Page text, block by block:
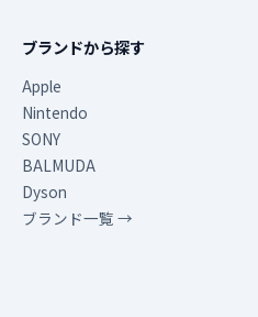
ブランドから探す
Apple
Nintendo
SONY
BALMUDA
Dyson
ブランド一覧 →